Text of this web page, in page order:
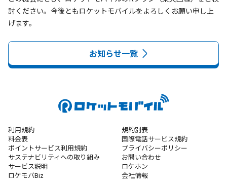
討ください。今後ともロケットモバイルをよろしくお願い申し上
げます。
お知らせ一覧
利用規約
規約別表
料金表
国際電話サービス規約
ポイントサービス利用規約
プライバシーポリシー
サステナビリティへの取り組み
お問い合わせ
サービス説明
ロケホン
ロケモバBiz
会社情報